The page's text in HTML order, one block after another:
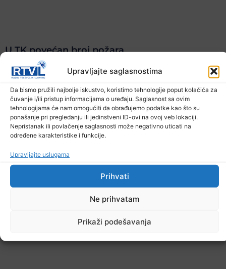
Upravljajte saglasnostima
Da bismo pružili najbolje iskustvo, koristimo tehnologije poput kolačića za
čuvanje i/ili pristup informacijama o uređaju. Saglasnost sa ovim
tehnologijama će nam omogućiti da obrađujemo podatke kao što su
ponašanje pri pregledanju ili jedinstveni ID-ovi na ovoj veb lokaciji.
Nepristanak ili povlačenje saglasnosti može negativno uticati na
određene karakteristike i funkcije.
Upravljajte uslugama
Prihvati
Ne prihvatam
Prikaži podešavanja
U TK povećan broj požara
7. Augusta 2026.